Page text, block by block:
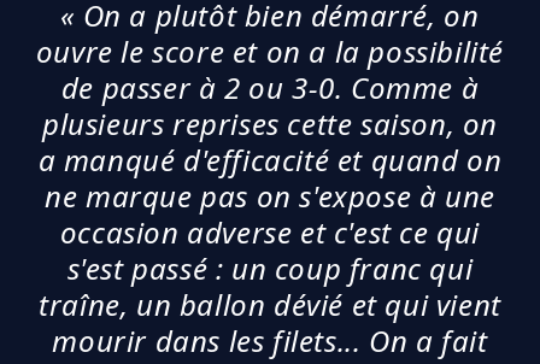
« On a plutôt bien démarré, on
ouvre le score et on a la possibilité
de passer à 2 ou 3-0. Comme à
plusieurs reprises cette saison, on
a manqué d'efficacité et quand on
ne marque pas on s'expose à une
occasion adverse et c'est ce qui
s'est passé : un coup franc qui
traîne, un ballon dévié et qui vient
mourir dans les filets... On a fait